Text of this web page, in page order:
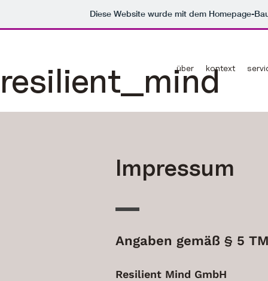
Diese Website wurde mit dem Homepage-
resilient__mind
über kontext
Impressum
Angaben gemäß § 5
Resilient Mind GmbH